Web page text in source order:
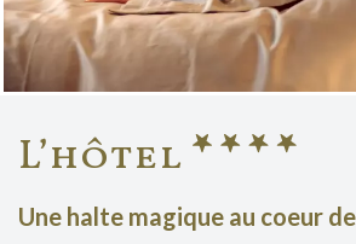
L’hôtel
Une halte magique au coeur